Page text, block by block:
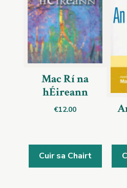
Mac Rí na
hÉireann
€12.00
Cuir sa Chairt